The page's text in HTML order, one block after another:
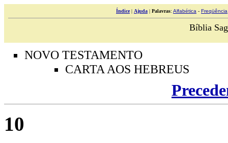
Índice| Ajuda | Palavras: Alfabética - Freqüência
Bíblia
NOVO TESTAMENTO
CARTA AOS HEBREUS
10